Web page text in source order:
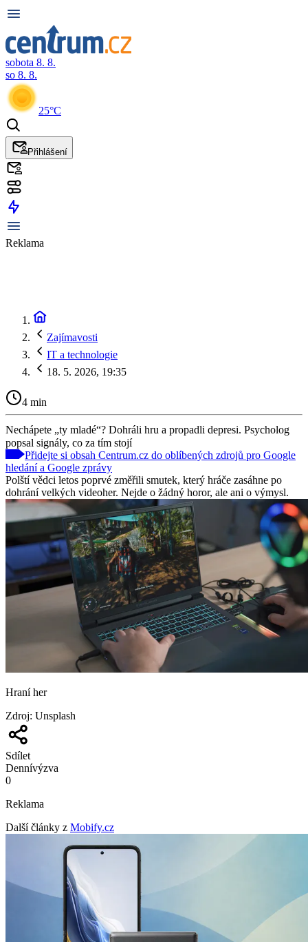
sobota 8. 8.
so 8. 8.
25°C
Přihlášení
Reklama
Zajímavosti
IT a technologie
18. 5. 2026, 19:35
4 min
Nechápete „ty mladé“? Dohráli hru a propadli depresi. Psycholog
popsal signály, co za tím stojí
Přidejte si obsah Centrum.cz do oblíbených zdrojů pro Google
hledání a Google zprávy
Polští vědci letos poprvé změřili smutek, který hráče zasáhne po
dohrání velkých videoher. Nejde o žádný horor, ale ani o výmysl.
Hraní her
Zdroj: Unsplash
Sdílet
Dennívýzva
0
Reklama
Další články z Mobify.cz